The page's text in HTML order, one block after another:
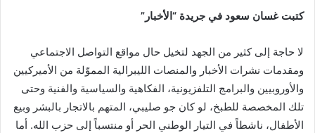
ل
ر
ي
د
ا
إ
كتبت غسان سعود في جريدة “الأخبار”
لا حاجة إلى كثير من الجهد لتخيل حال مواقع التواصل الاجتماعي
ومقدمات نشرات الأخبار والمنصات الليبرالية المموّلة من الأميركيين
والأوروبيين والبرامج التلفزيونية، الفكاهية والسياسية والفنية وحتى
تلك المخصصة للطبخ، لو كان جو صليبي، المتهم بالاتجار بالبشر وبيع
الأطفال، ناشطاً في التيار الوطني الحر أو منتسباً إلى حزب الله. أما